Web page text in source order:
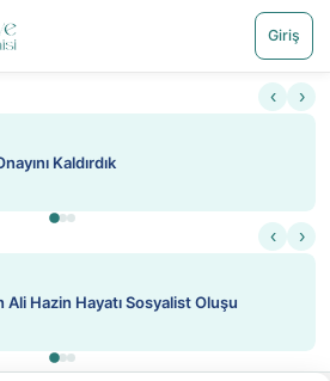
Giriş
‹ ›
Kaldırdık
‹ ›
Ali Hazin Hayatı Sosyalist Oluşu